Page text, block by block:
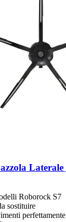
Roborock S7
sostituire